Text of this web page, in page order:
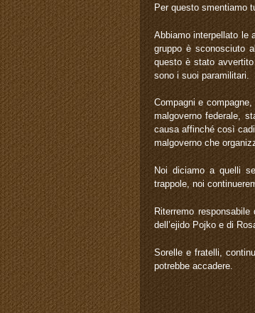
Per questo smentiamo
Abbiamo interpellato le
gruppo è sconosciuto
questo è stato
sono i suoi paramilitari.
Compagni e
malgoverno federale,
causa affinché così
malgoverno che
Noi diciamo a quelli
trappole, noi
Riterremo
dell’ejido Pojko e di
Sorelle e fratelli,
potrebbe accadere.